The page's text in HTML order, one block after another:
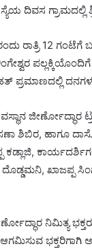
ದಿವಸ ಗ್ರಾಮದಲ್ಲಿ
ರಾತ್ರಿ 12 ಗಂಟೆಗೆ
ಪ್ರಮಾಣದಲ್ಲಿ ದನಗಳ
ಶಿಬಿರ, ಹಾಗೂ
ಕಡ್ಲಾಜಿ,
ದೊಡ್ಡಮನಿ, ಖಾಜಪ್ಪ
ನಿಮಿತ್ಯ
ಆಗಮಿಸುವ